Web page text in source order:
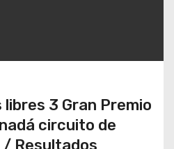
3 Gran Premio
circuito de
/ Resultados